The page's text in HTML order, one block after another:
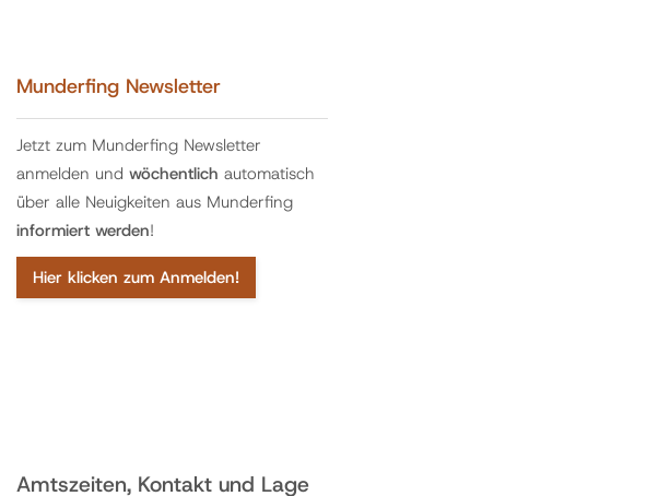
Munderfing Newsletter
Jetzt zum Munderfing Newsletter
anmelden und wöchentlich automatisch
über alle Neuigkeiten aus Munderfing
informiert werden!
Hier klicken zum Anmelden!
Amtszeiten, Kontakt und Lage